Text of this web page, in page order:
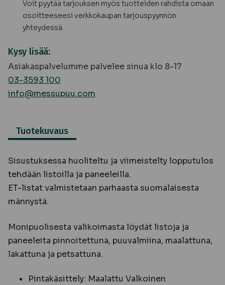
Voit pyytää tarjouksen myös tuotteiden rahdista omaan
osoitteeseesi verkkokaupan tarjouspyynnön
yhteydessä.
Kysy lisää:
Asiakaspalvelumme palvelee sinua klo 8-17
03-3593 100
info@messupuu.com
Tuotekuvaus
Sisustuksessa huoliteltu ja viimeistelty lopputulos
tehdään listoilla ja paneeleilla.
ET-listat valmistetaan parhaasta suomalaisesta
männystä.
Monipuolisesta valikoimasta löydät listoja ja
paneeleita pinnoitettuna, puuvalmiina, maalattuna,
lakattuna ja petsattuna.
Pintakäsittely: Maalattu Valkoinen